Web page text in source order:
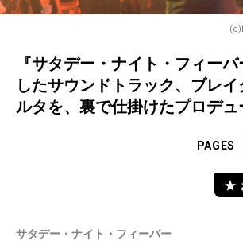
『サタデー・ナイト・フィー
したサウンドトラック、ブレ
ルタを、裏で仕掛けたプロデュ
PAGES
サタデー・ナイト・フィーバー